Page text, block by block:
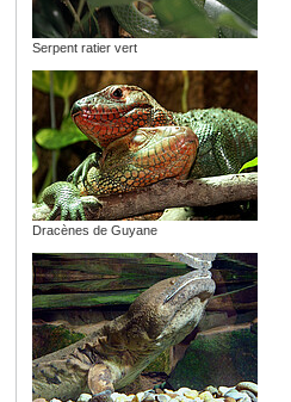
Serpent ratier vert
Dracènes de Guyane